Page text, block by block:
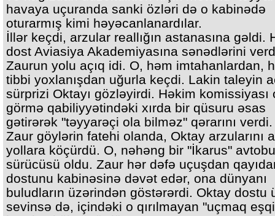
havaya uçuranda sanki özləri də o kabinədə
oturarmış kimi həyəcanlanardılar.
İllər keçdi, arzular reallığın astanasına gəldi.
dost Aviasiya Akademiyasına sənədlərini
Zaurun yolu açıq idi. O, həm imtahanlardan,
tibbi yoxlanışdan uğurla keçdi. Lakin taleyin
sürprizi Oktayı gözləyirdi. Həkim komissiyası
görmə qabiliyyətindəki xırda bir qüsuru əsas
gətirərək "təyyarəçi ola bilməz" qərarını verdi.
Zaur göylərin fatehi olanda, Oktay arzularını
yollara köçürdü. O, nəhəng bir "İkarus"
sürücüsü oldu. Zaur hər dəfə uçuşdan
dostunu kabinəsinə dəvət edər, ona dünyanı
buludların üzərindən göstərərdi. Oktay dostu
sevinsə də, içindəki o qırılmayan "uçmaq